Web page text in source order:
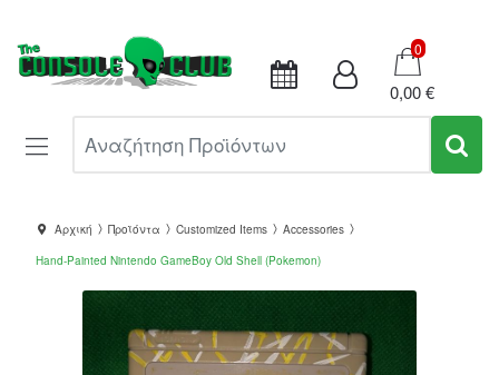
Καλάθι
0
0,00 €
Αρχική Προϊόντα Customized Items
Accessories
Hand-Painted Nintendo GameBoy Old Shell (Pokemon)